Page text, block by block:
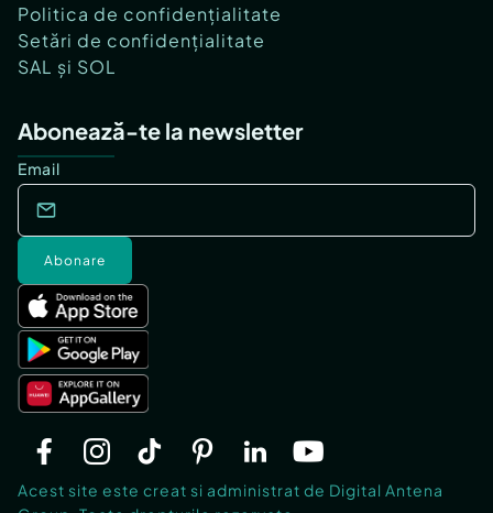
Politica de confidențialitate
Setări de confidențialitate
SAL și SOL
Abonează-te la newsletter
Email
Abonare
Acest site este creat si administrat de Digital Antena